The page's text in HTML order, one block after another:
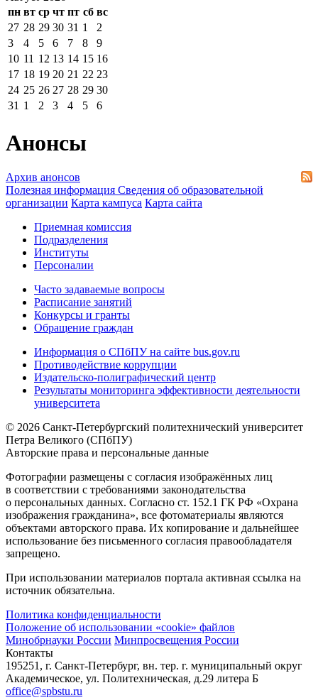
пн вт ср чт пт сб вс
27 28 29 30 31 1
2
3
4 5 6 7 8
9
10 11 12 13 14 15 16
17 18 19 20 21 22 23
24 25 26 27 28 29 30
31 1 2 3 4 5 6
Анонсы
Архив анонсов
Полезная информация Сведения об образовательной
организации Карта кампуса Карта сайта
Приемная комиссия
Подразделения
Институты
Персоналии
Часто задаваемые вопросы
Расписание занятий
Конкурсы и гранты
Обращение граждан
Информация о СПбПУ на сайте bus.gov.ru
Противодействие коррупции
Издательско-полиграфический центр
Результаты мониторинга эффективности деятельности
университета
© 2026 Санкт-Петербургский политехнический университет
Петра Великого (СПбПУ)
Авторские права и персональные данные
Фотографии размещены с согласия изображённых лиц
в соответствии с требованиями законодательства
о персональных данных. Согласно ст. 152.1 ГК РФ «Охрана
изображения гражданина», все фотоматериалы являются
объектами авторского права. Их копирование и дальнейшее
использование без письменного согласия правообладателя
запрещено.
При использовании материалов портала активная ссылка на
источник обязательна.
Политика конфиденциальности
Положение об использовании «cookie» файлов
Минобрнауки России Минпросвещения России
Контакты
195251, г. Санкт-Петербург, вн. тер. г. муниципальный округ
Академическое, ул. Политехническая, д.29 литера Б
office@spbstu.ru